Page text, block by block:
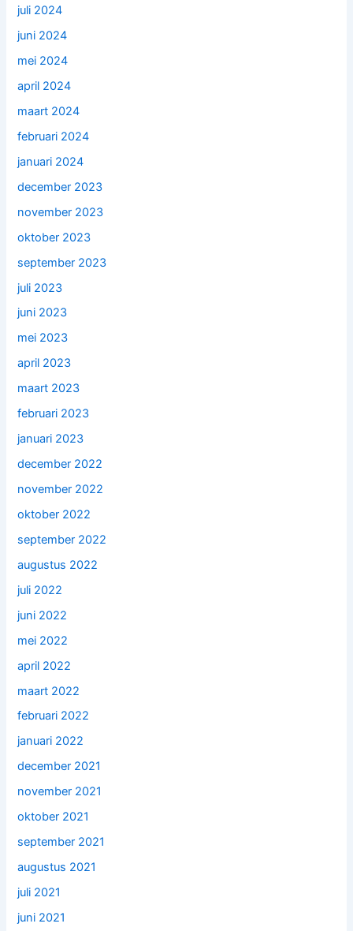
juli 2024
juni 2024
mei 2024
april 2024
maart 2024
februari 2024
januari 2024
december 2023
november 2023
oktober 2023
september 2023
juli 2023
juni 2023
mei 2023
april 2023
maart 2023
februari 2023
januari 2023
december 2022
november 2022
oktober 2022
september 2022
augustus 2022
juli 2022
juni 2022
mei 2022
april 2022
maart 2022
februari 2022
januari 2022
december 2021
november 2021
oktober 2021
september 2021
augustus 2021
juli 2021
juni 2021